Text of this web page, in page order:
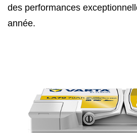
des performances
année.